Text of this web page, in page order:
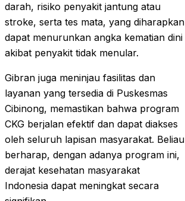
darah, risiko penyakit jantung atau
stroke, serta tes mata, yang diharapkan
dapat menurunkan angka kematian dini
akibat penyakit tidak menular.
Gibran juga meninjau fasilitas dan
layanan yang tersedia di Puskesmas
Cibinong, memastikan bahwa program
CKG berjalan efektif dan dapat diakses
oleh seluruh lapisan masyarakat. Beliau
berharap, dengan adanya program ini,
derajat kesehatan masyarakat
Indonesia dapat meningkat secara